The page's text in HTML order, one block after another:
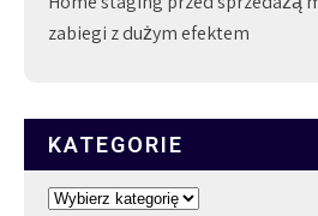
zabiegi z dużym efektem
KATEGORIE
Kategorie